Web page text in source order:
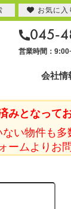
045-
営業時間：
会社情
みとなってお
い物件も多
ームよりお
お気に入